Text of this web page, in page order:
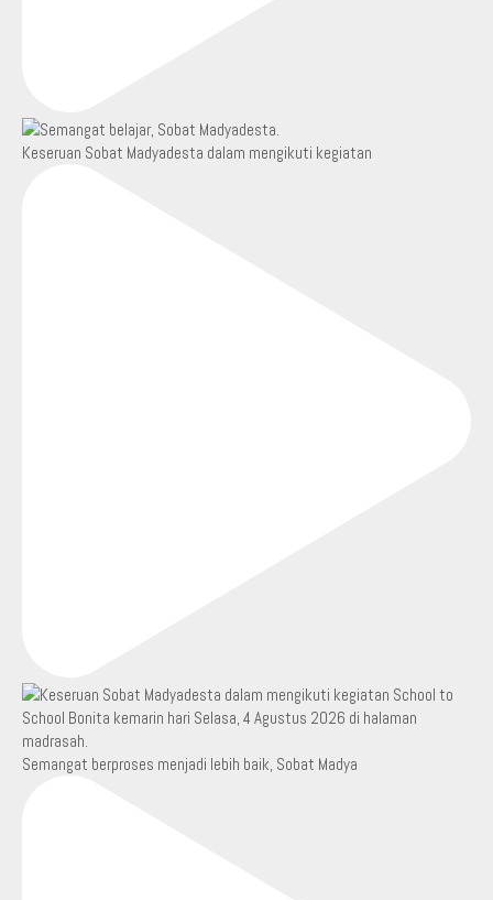
Keseruan Sobat Madyadesta dalam mengikuti kegiatan
Semangat berproses menjadi lebih baik, Sobat Madya